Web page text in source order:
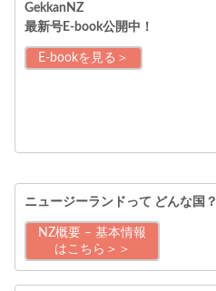
GekkanNZ
最新号E-book公開中！
E-bookを見る＞
ニュージーランドって どんな国？
NZ概要 – 基本情報
はこちら＞＞